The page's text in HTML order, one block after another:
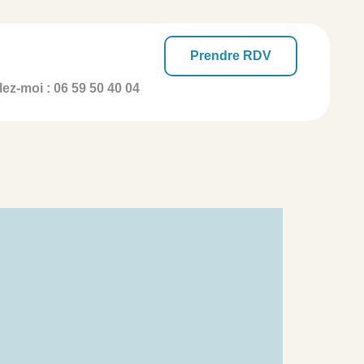
Prendre RDV
moi :06 59 50 40 04